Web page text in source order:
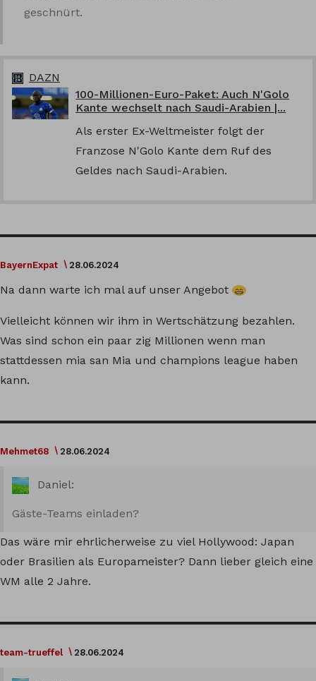
geschnürt.
DAZN
100-Millionen-Euro-Paket: Auch N'Golo
Kante wechselt nach Saudi-Arabien |...
Als erster Ex-Weltmeister folgt der
Franzose N'Golo Kante dem Ruf des
Geldes nach Saudi-Arabien.
BayernExpat 28.06.2024
Na dann warte ich mal auf unser Angebot
Vielleicht können wir ihm in Wertschätzung bezahlen.
Was sind schon ein paar zig Millionen wenn man
stattdessen mia san Mia und champions league haben
kann.
Mehmet68 28.06.2024
Daniel:
Gäste-Teams einladen?
Das wäre mir ehrlicherweise zu viel Hollywood: Japan
oder Brasilien als Europameister? Dann lieber gleich eine
WM alle 2 Jahre.
team-trueffel 28.06.2024